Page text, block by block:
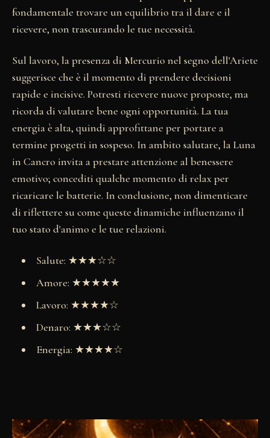
fondamentale trovare un equilibrio tra il dare e il
ricevere, non trascurando le tue necessità.
Sul lavoro, la presenza di Mercurio nel segno dell'Ariete
suggerisce che è il momento di prendere decisioni
rapide e incisive. Potresti ricevere nuove proposte, ma
ricorda di valutare bene ogni opportunità. La tua
energia è alta, quindi approfittane per portare a
termine progetti in sospeso. In ambito salutare, la Luna
in Cancro invita a prestare attenzione al benessere
emotivo; concediti qualche momento di relax per
ricaricare le batterie. In conclusione, non dimenticare
di riflettere su come queste dinamiche influenzano il
tuo stato d'animo e le tue relazioni.
Salute: ★★★☆☆
Amore: ★★★★★
Lavoro: ★★★★☆
Denaro: ★★★☆☆
Energia: ★★★★☆